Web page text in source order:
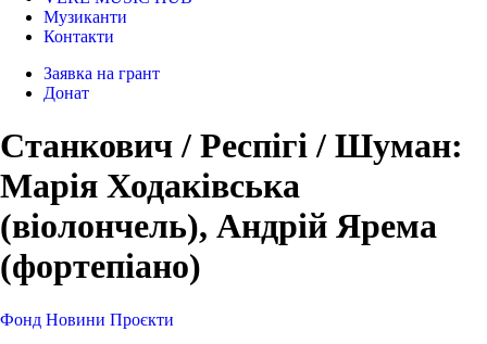
Музиканти
Контакти
Заявка на грант
Донат
Станкович / Респігі / Шуман:
Марія Ходаківська
(віолончель), Андрій Ярема
(фортепіано)
Фонд Новини Проєкти